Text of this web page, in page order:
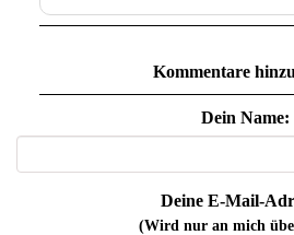
Kommentare
Dein Name:
Deine E-Mail-
(Wird nur an mich